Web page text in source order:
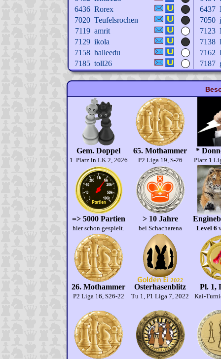
6436 Rorex 6437
7020 Teufelsrochen 7050
7119 amrit 7123
7129 ikola 7138
7158 halleedu 7162
7185 toll26 7187
Gem. Doppel
1. Platz in LK 2, 2026
65. Mothammer
P2 Liga 19, S-26
*
Platz 1
=> 5000 Partien
hier schon gespielt.
> 10 Jahre
bei Schacharena Level 6
26. Mothammer
P2 Liga 16, S26-22
Osterhasenblitz
Tu 1, P1 Liga 7, 2022
Pl. 1,
Kai-